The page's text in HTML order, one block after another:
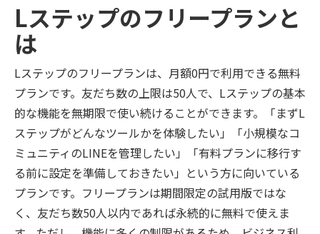
Lステップのフリープランと
は
Lステップのフリープランは、月額0円で利用できる無料
プランです。友だち数の上限は50人で、Lステップの基本
的な機能を無期限で使い続けることができます。「まずL
ステップがどんなツールかを体験したい」「小規模なコ
ミュニティのLINEを管理したい」「有料プランに移行す
る前に設定を準備しておきたい」という方に向いている
プランです。フリープランは期間限定の試用版ではな
く、友だち数50人以内であれば永続的に無料で使えま